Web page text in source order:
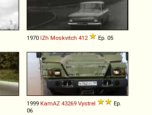
1970 IZh Moskvitch 412 Ep. 05
1999 KamAZ 43269 Vystrel
Ep.
06